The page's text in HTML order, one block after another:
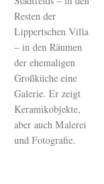
Resten der
Lippertschen Villa
– in den Räumen
der ehemaligen
Großküche eine
Galerie. Er zeigt
Keramikobjekte,
aber auch Malerei
und Fotografie.